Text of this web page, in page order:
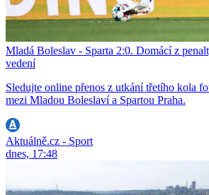
Mladá Boleslav - Sparta 2:0. Domácí z
vedení
Sledujte online přenos z utkání třetího kola
mezi Mladou Boleslaví a Spartou Praha.
Aktuálně.cz - Sport
dnes, 17:48